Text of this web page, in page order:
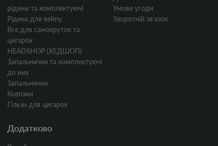
рідини та комплектуючі
Рідина для вейпу
Все для самокруток та
цигарок
HEADSHOP (ХЕДШОП)
Запальнички та комплектуючі
до них
Запальнички
Ковпаки
Гільзи для цигарок
Умови угоди
Зворотній звʼязок
Додатково